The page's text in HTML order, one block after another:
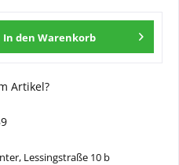
In den Warenkorb
Artikel?
Lessingstraße 10 b